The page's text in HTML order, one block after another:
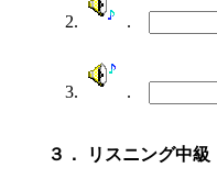
2. .
3. .
３． リスニング中級